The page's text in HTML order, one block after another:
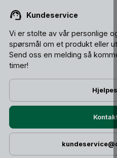
Kundeservice
Vi er stolte av vår personlige
spørsmål om et produkt eller
Send oss ​​en melding så
timer!